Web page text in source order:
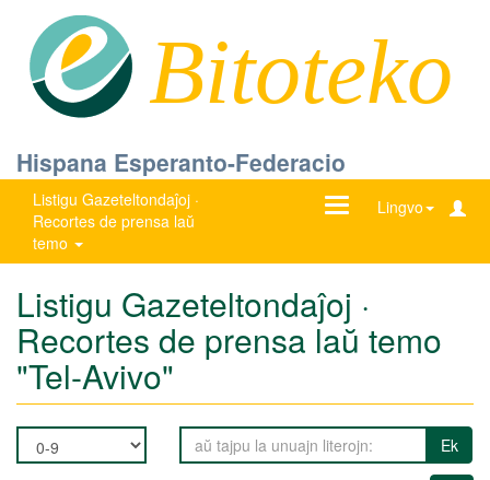
Bitoteko
Hispana Esperanto-Federacio
Listigu Gazeteltondaĵoj ·
Recortes de prensa laŭ
temo
Lingvo
Ŝanĝu
Listigu Gazeteltondaĵoj ·
Recortes de prensa laŭ temo
"Tel-Avivo"
Ek